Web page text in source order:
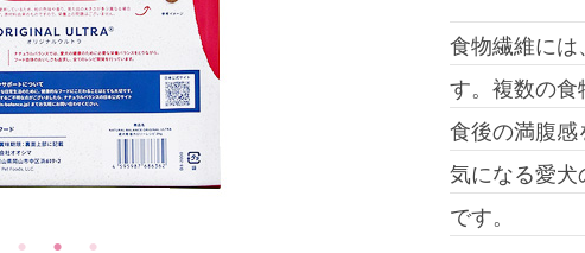
食物繊維に
す。複数の
食後の満腹
気になる愛
です。